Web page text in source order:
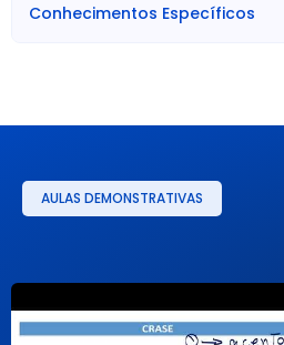
• Escolaridade Exigida: Ensino
• Remuneração (salário ou
___
• Oficial de Escola
• Atribuições: Participar de
expediente e serviços gerais
elaborar documentos como
registros e dados da vida
gerenciamento. Atender o
Conhecimentos Específicos
AULAS DEMONSTRATIVAS